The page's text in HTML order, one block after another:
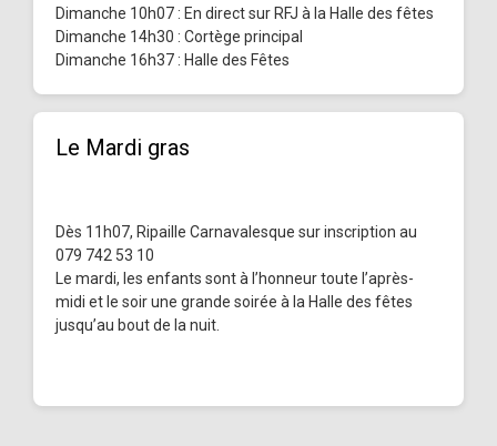
Dimanche 10h07 : En direct sur RFJ à la Halle des fêtes
Dimanche 14h30 : Cortège principal
Dimanche 16h37 : Halle des Fêtes
Le Mardi gras
Dès 11h07, Ripaille Carnavalesque sur inscription au
079 742 53 10
Le mardi, les enfants sont à l’honneur toute l’après-
midi et le soir une grande soirée à la Halle des fêtes
jusqu’au bout de la nuit.